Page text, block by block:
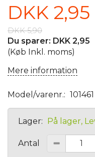
DKK 2,95
DKK 5,90
Du sparer: DKK 2,95
(Køb Inkl. moms)
Mere information
Model/varenr.: 101461
Lager: På lager,
Antal